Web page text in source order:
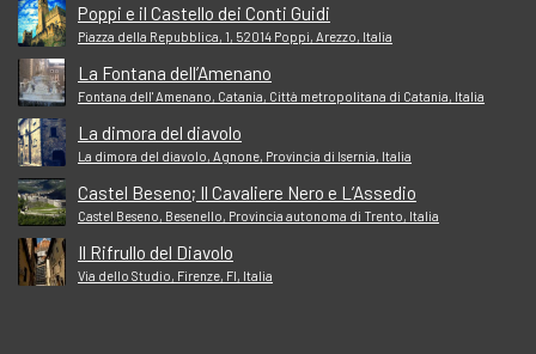
Poppi e il Castello dei Conti Guidi
Piazza della Repubblica, 1, 52014 Poppi, Arezzo, Italia
La Fontana dell’Amenano
Fontana dell' Amenano, Catania, Città metropolitana di Catania, Italia
La dimora del diavolo
La dimora del diavolo, Agnone, Provincia di Isernia, Italia
Castel Beseno; Il Cavaliere Nero e L’Assedio
Castel Beseno, Besenello, Provincia autonoma di Trento, Italia
Il Rifrullo del Diavolo
Via dello Studio, Firenze, FI, Italia